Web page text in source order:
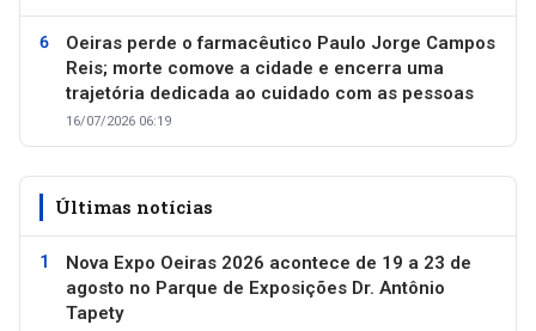
Oeiras perde o farmacêutico Paulo Jorge Campos
Reis; morte comove a cidade e encerra uma
trajetória dedicada ao cuidado com as pessoas
16/07/2026 06:19
Últimas notícias
Nova Expo Oeiras 2026 acontece de 19 a 23 de
agosto no Parque de Exposições Dr. Antônio
Tapety